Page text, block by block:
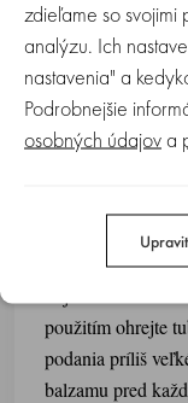
ochrannú vrstvu
upokojuje pleť
Hydratačné
popraskané pery
Bez
Spôsob použitia:
V priebehu
použitím ohrejte
podania príliš
balzamu pred
zdieľame so
analýzu. Ich
nastavenia" a
Podrobnejšie
osobných údajova